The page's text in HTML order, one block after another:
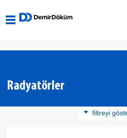
İstanbul Eyüp
Radyatörler
filtreyi